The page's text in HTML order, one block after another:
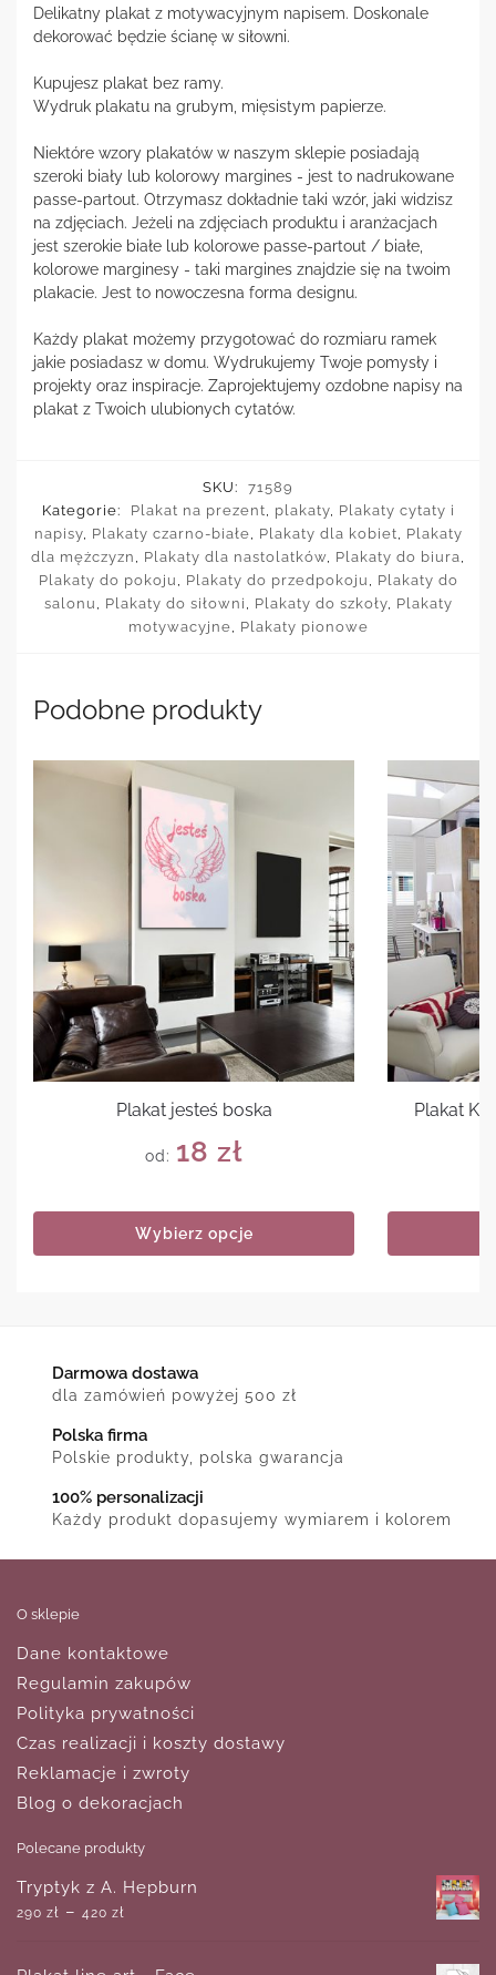
Delikatny plakat z motywacyjnym napisem. Doskonale
dekorować będzie ścianę w siłowni.
Kupujesz plakat bez ramy.
Wydruk plakatu na grubym, mięsistym papierze.
Niektóre wzory plakatów w naszym sklepie posiadają
szeroki biały lub kolorowy margines - jest to nadrukowane
passe-partout. Otrzymasz dokładnie taki wzór, jaki widzisz
na zdjęciach. Jeżeli na zdjęciach produktu i aranżacjach
jest szerokie białe lub kolorowe passe-partout / białe,
kolorowe marginesy - taki margines znajdzie się na twoim
plakacie. Jest to nowoczesna forma designu.
Każdy plakat możemy przygotować do rozmiaru ramek
jakie posiadasz w domu. Wydrukujemy Twoje pomysły i
projekty oraz inspiracje. Zaprojektujemy ozdobne napisy na
plakat z Twoich ulubionych cytatów.
SKU:
71589
Kategorie:
Plakat na prezent plakaty, Plakaty cytaty i
napisy, Plakaty czarno-białe Plakaty dla kobiet
Plakaty
dla mężczyzn
Plakaty dla nastolatków Plakaty do biura
Plakaty do pokoju
Plakaty do przedpokoju
Plakaty do
salonu
Plakaty do siłowni Plakaty do szkoły, Plakaty
motywacyjne
Plakaty pionowe
Podobne produkty
Plakat jesteś boska
od: 18 zł
Wybierz opcje
Plakat
Darmowa dostawa
dla zamówień powyżej 500 zł
Polska firma
Polskie produkty, polska gwarancja
100% personalizacji
Każdy produkt dopasujemy wymiarem i kolorem
O sklepie
Dane kontaktowe
Regulamin zakupów
Polityka prywatności
Czas realizacji i koszty dostawy
Reklamacje i zwroty
Blog o dekoracjach
Polecane produkty
Tryptyk z A. Hepburn
290 zł – 420 zł